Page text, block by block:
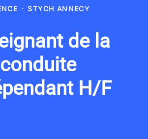
· STYCH ANNECY
de la
conduite
H/F